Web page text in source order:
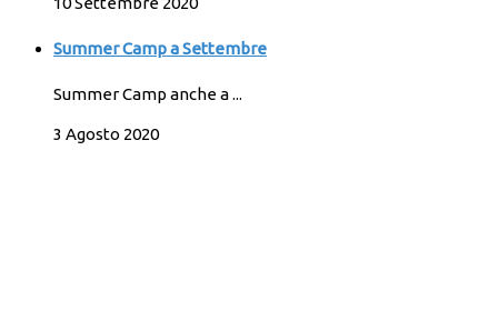
Summer Camp a Settembre
Summer Camp anche a ...
3 Agosto 2020